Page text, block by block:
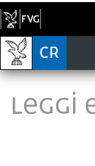
LEGGI